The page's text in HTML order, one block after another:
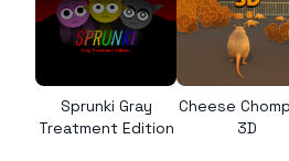
Sprunki Gray
Treatment Edition
Cheese
3D